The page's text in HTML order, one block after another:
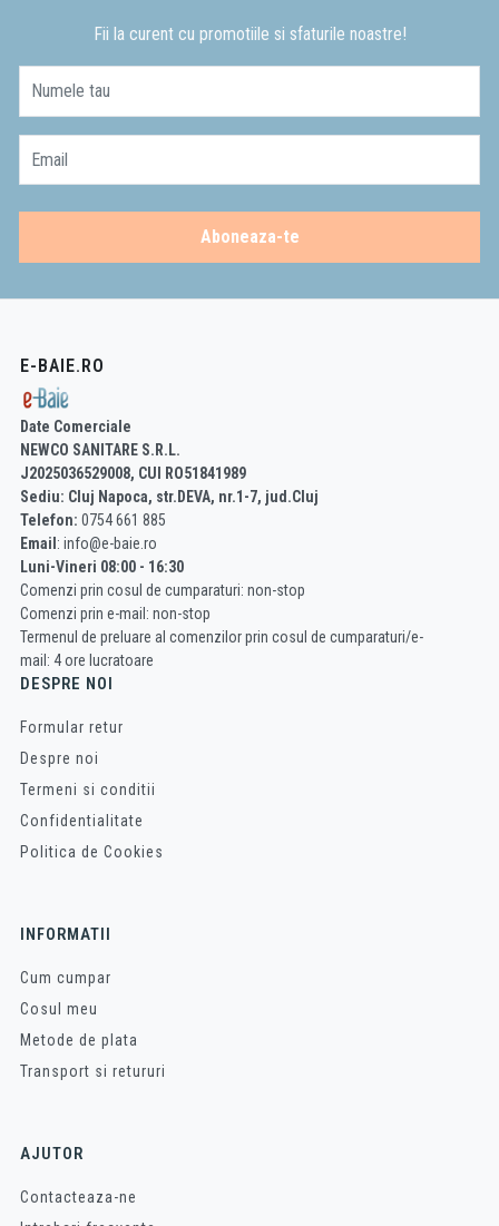
Fii la curent cu promotiile si sfaturile noastre!
Numele tau
Email
Aboneaza-te
E-BAIE.RO
Date Comerciale
NEWCO SANITARE S.R.L.
J2025036529008, CUI RO51841989
Sediu: Cluj Napoca, str.DEVA, nr.1-7, jud.Cluj
Telefon: 0754 661 885
Email : info@e-baie.ro
Luni-Vineri 08:00 - 16:30
Comenzi prin cosul de cumparaturi: non-stop
Comenzi prin e-mail: non-stop
Termenul de preluare al comenzilor prin cosul de cumparaturi/e-
mail: 4 ore lucratoare
DESPRE NOI
Formular retur
Despre noi
Termeni si conditii
Confidentialitate
Politica de Cookies
INFORMATII
Cum cumpar
Cosul meu
Metode de plata
Transport si retururi
AJUTOR
Contacteaza-ne